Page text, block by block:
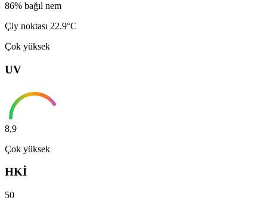
86% bağıl nem
Çiy noktası 22.9°C
Çok yüksek
UV
8,9
Çok yüksek
HKİ
50